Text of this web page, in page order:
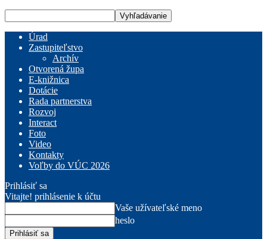
Úrad
Zastupiteľstvo
Archív
Otvorená župa
E-knižnica
Dotácie
Rada partnerstva
Rozvoj
Interact
Foto
Video
Kontakty
Voľby do VÚC 2026
Prihlásiť sa
Vitajte! prihlásenie k účtu
Vaše užívateľské meno
heslo